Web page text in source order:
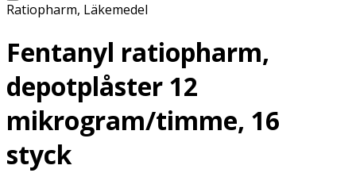
Ratiopharm, Läkemedel
Fentanyl ratiopharm,
depotplåster 12
mikrogram/timme, 16
styck